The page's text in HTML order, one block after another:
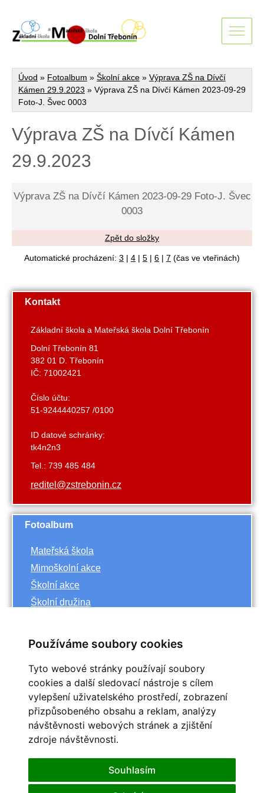
Používáme soubory cookies
Tyto webové stránky používají soubory
cookies a další sledovací nástroje s cílem
vylepšení uživatelského prostředí, zobrazení
přizpůsobeného obsahu a reklam, analýzy
návštěvnosti webových stránek a zjištění
zdroje návštěvnosti.
Souhlasím
Úvod » Fotoalbum » Školní akce » Výprava ZŠ na Dívčí
Kámen 29.9.2023 » Výprava ZŠ na Dívčí Kámen 2023-09-29
Foto-J. Švec 0003
Výprava ZŠ na Dívčí Kámen
29.9.2023
Výprava ZŠ na Dívčí Kámen 2023-09-29 Foto-J. Švec
0003
Zpět do složky
Automatické procházení: 3 | 4 | 5 | 6 | 7 (čas ve vteřinách)
Kontakt
Základní škola a Mateřská škola Dolní Třebonín
Dolní Třebonín 81
382 01 D. Třebonín
IČ: 71002421
Číslo účtu:
51-9244440257 /0100
ID datové schránky:
tk4n2n3
Tel.: 739 485 484
reditel@zstrebonin.cz
Fotoalbum
Mateřská škola
Mimoškolní akce
Školní akce
Školní družina
<< říjen
<< 2023
>>
Po
Út St Čt Pá So
2
3 4
9
10 11 12 13 14
15
19